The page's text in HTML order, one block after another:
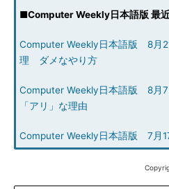
■Computer Weekly日本語版 最
Computer Weekly日本語版 8月
理 ダメなやり方
Computer Weekly日本語版 8月
「アリ」な理由
Computer Weekly日本語版 7月